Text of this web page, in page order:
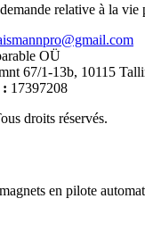
relative à la vie
OÜ
67/1-13b, 10115
: 17397208
droits réservés.
en pilote